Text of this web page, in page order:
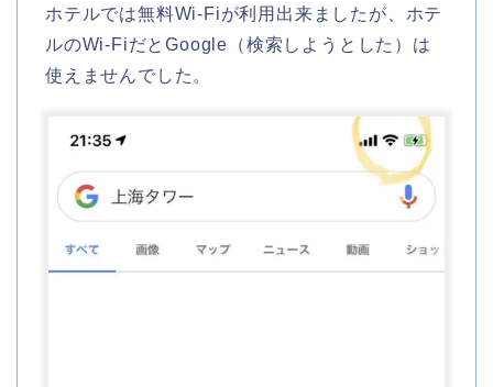
ホテルでは無料Wi-Fiが利用出来ましたが、ホテ
ルのWi-FiだとGoogle（検索しようとした）は
使えませんでした。